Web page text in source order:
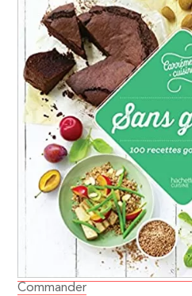
Commander